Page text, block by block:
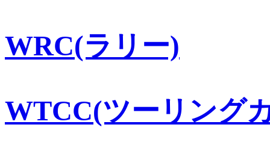
WRC(ラリー)
WTCC(ツーリング